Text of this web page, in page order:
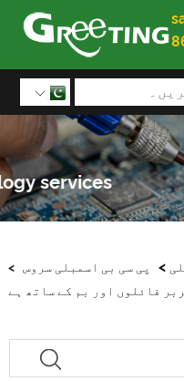
سی بی اسمبلی سروس
>
اور بم کے ساتھ ہے